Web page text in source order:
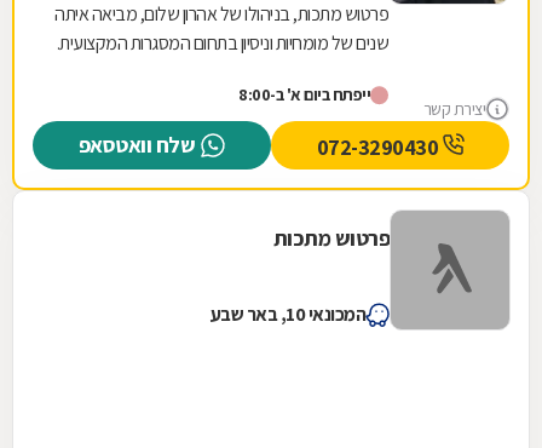
יצירת קשר
פרטוש מתכות, בניהולו של אהרון שלום, מביאה איתה
שנים של מומחיות וניסיון בתחום המסגרות המקצועית.
ייפתח ביום א' ב-8:00
שלח וואטסאפ
פרטוש מתכות
המכונאי 10, באר שבע